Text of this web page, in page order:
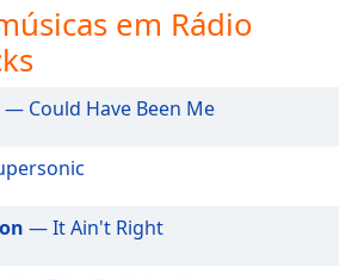
em Rádio
— Could Have Been Me
— It Ain't Right